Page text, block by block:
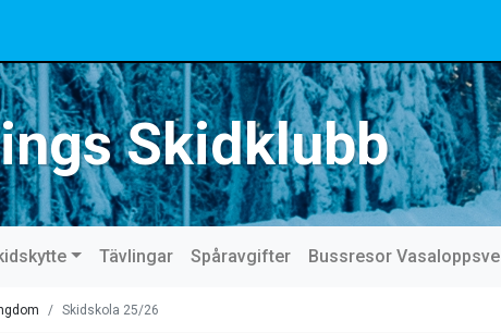
Skidklubb
Tävlingar Spåravgifter Bussresor
Skidskola 25/26